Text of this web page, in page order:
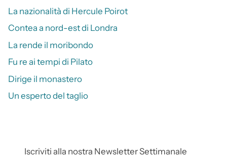
La nazionalità di Hercule Poirot
Contea a nord-est di Londra
La rende il moribondo
Fu re ai tempi di Pilato
Dirige il monastero
Un esperto del taglio
Iscriviti alla nostra Newsletter Settimanale